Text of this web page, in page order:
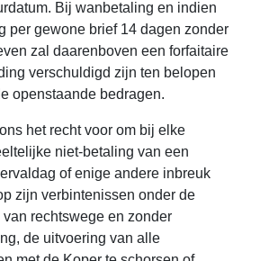
Bij wanbetaling en indien
per gewone brief 14 dagen zonder
zal daarenboven een forfaitaire
verschuldigd zijn ten belopen
openstaande bedragen.
het recht voor om bij elke
niet-betaling van een
of enige andere inbreuk
zijn verbintenissen onder de
rechtswege en zonder
de uitvoering van alle